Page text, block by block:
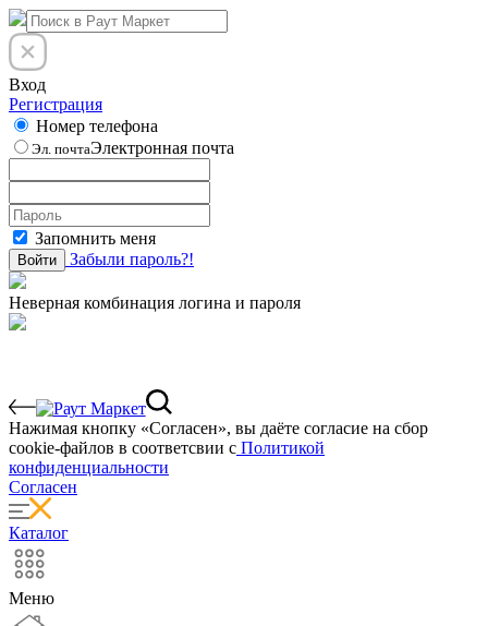
Вход
Регистрация
Номер телефона
Эл. почтаЭлектронная почта
Запомнить меня
Войти Забыли пароль?!
Неверная комбинация логина и пароля
Нажимая кнопку «Согласен», вы даёте cогласие на сбор
cookie-файлов в соответсвии с Политикой
конфиденциальности
Согласен
Каталог
Меню